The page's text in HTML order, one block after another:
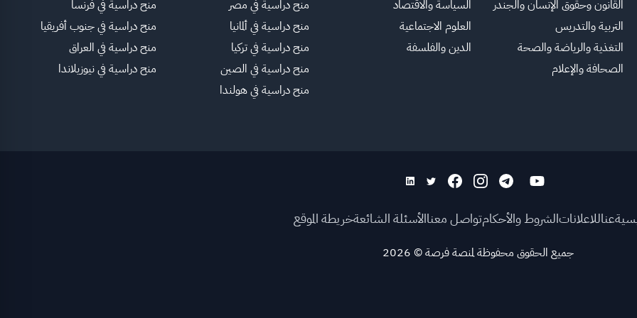
القانون وحقوق الإنسان والجندر
التربية والتدريس
التغذية والرياضة والصحة
الصحافة والإعلام
السياسة والاقتصاد
العلوم الاجتماعية
الدين والفلسفة
منح دراسية في مصر
منح دراسية في ألمانيا
منح دراسية في تركيا
منح دراسية في الصين
منح دراسية في هولندا
منح دراسية في فرنسا
منح دراسية في جنوب أفريقيا
منح دراسية في العراق
منح دراسية في نيوزيلاندا
عناللاعلاناتالشروط والأحكامتواصل معناالأسئلة الشائعةخريطة الموقع
جميع الحقوق محفوظة لمنصة فرصة©
2026